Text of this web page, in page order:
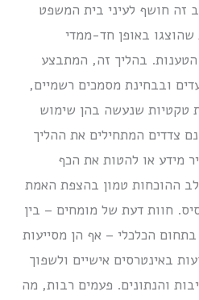
זה חושף לעיני בית המשפט
באופן חד-ממדי
בהליך זה, המתבצע
ובבחינת מסמכים רשמיים,
טקטיות שנעשה בהן שימוש
צדדים המתחילים את ההליך
מידע או להטות את הכף
ההוכחות טמון בהצפת האמת
חוות דעת של מומחים – בין
הכלכלי – אף הן מסייעות
באינטרסים אישיים ולשפוך
והנתונים. פעמים רבות, מה